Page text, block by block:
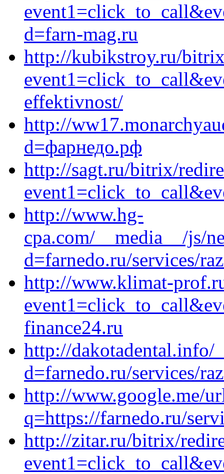
d=farn-mag.ru
http://kubikstroy.ru/
effektivnost/
http://
d=фарнедо.рф
http://sagt.ru/bitrix/
http://www.hg-
cpa.com/__media__/js/
d=farnedo.ru/services/
http://www.klimat-
finance24.ru
http://dakotadental.info/
d=farnedo.ru/services/
http://www.google.me/
q=https://farnedo.ru/
http://zitar.ru/bitrix/